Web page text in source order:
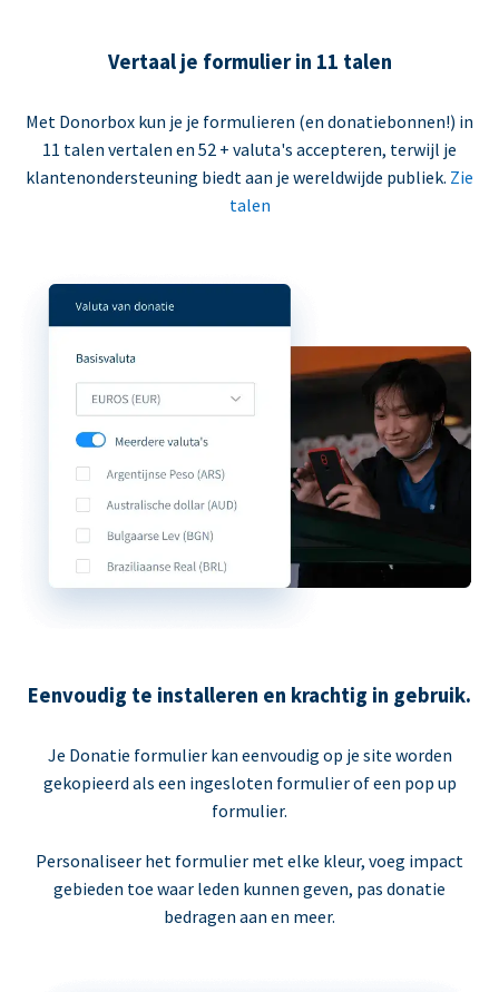
Vertaal je formulier in 11 talen
Met Donorbox kun je je formulieren (en donatiebonnen!) in
11 talen vertalen en 52 + valuta's accepteren, terwijl je
klantenondersteuning biedt aan je wereldwijde publiek. Zie
talen
Eenvoudig te installeren en krachtig in gebruik.
Je Donatie formulier kan eenvoudig op je site worden
gekopieerd als een ingesloten formulier of een pop up
formulier.
Personaliseer het formulier met elke kleur, voeg impact
gebieden toe waar leden kunnen geven, pas donatie
bedragen aan en meer.